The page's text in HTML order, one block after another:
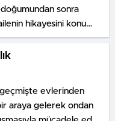
doğumundan sonra
hikayesini konu
geçmişte evlerinden
araya gelerek ondan